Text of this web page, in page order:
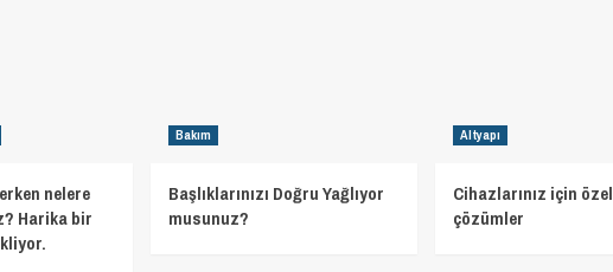
nelere
Harika bir
Bakım
Başlıklarınızı Doğru Yağlıyor
musunuz?
Altyapı
Cihazlarınız için özel
çözümler